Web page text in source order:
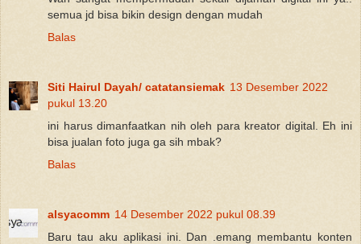
semua jd bisa bikin design dengan mudah
Balas
Siti Hairul Dayah/ catatansiemak 13 Desember 2022
pukul 13.20
ini harus dimanfaatkan nih oleh para kreator digital. Eh ini
bisa jualan foto juga ga sih mbak?
Balas
alsyacomm 14 Desember 2022 pukul 08.39
Baru tau aku aplikasi ini. Dan .emang membantu konten